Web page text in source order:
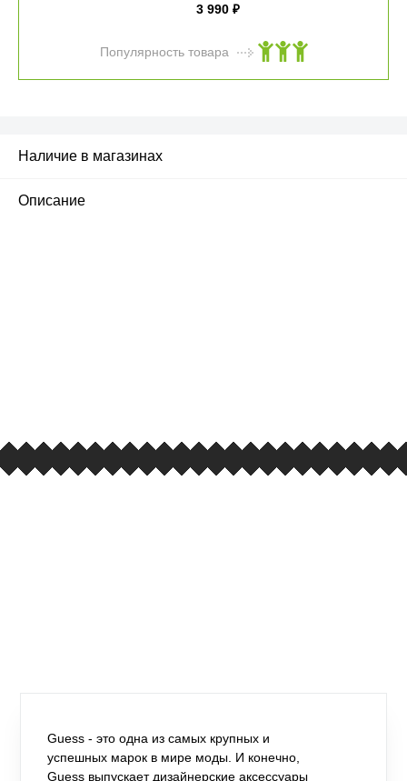
3 990 ₽
Популярность товара
Наличие в магазинах
Описание
Guess - это одна из самых крупных и
успешных марок в мире моды. И конечно,
Guess выпускает дизайнерские аксессуары